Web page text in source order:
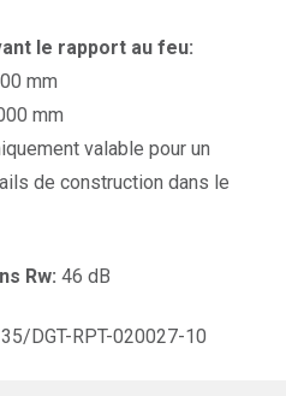
le rapport au feu:
mm
mm
valable pour un
de construction dans le
Rw: 46 dB
DGT-RPT-020027-10